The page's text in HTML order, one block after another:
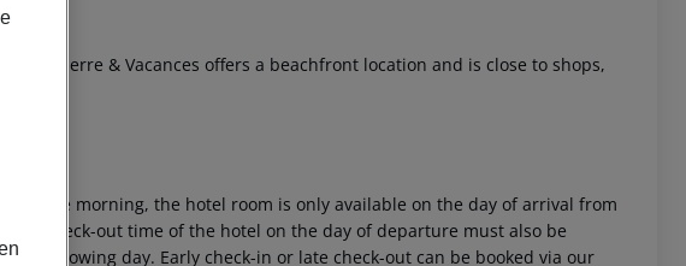
by Pierre & Vacances offers a beachfront location and is close to shops,
in the morning, the hotel room is only available on the day of arrival from
check-out time of the hotel on the day of departure must also be
following day. Early check-in or late check-out can be booked via our